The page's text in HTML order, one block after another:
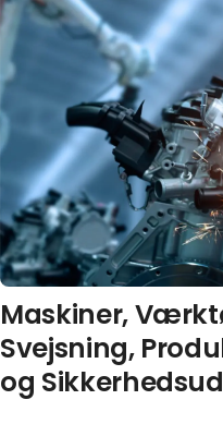
Maskiner,
Svejsning,
og